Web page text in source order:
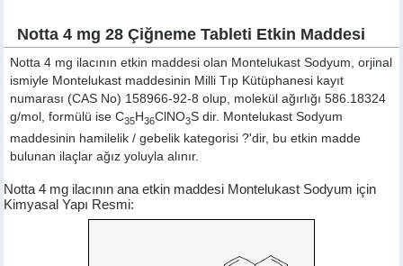
Notta 4 mg 28 Çiğneme Tableti Etkin Maddesi
Notta 4 mg ilacının etkin maddesi olan Montelukast Sodyum, orjinal
ismiyle Montelukast maddesinin Milli Tıp Kütüphanesi kayıt
numarası (CAS No) 158966-92-8 olup, molekül ağırlığı 586.18324
g/mol, formülü ise C35H36ClNO3S dir. Montelukast Sodyum
maddesinin hamilelik / gebelik kategorisi ?'dir, bu etkin madde
bulunan ilaçlar ağız yoluyla alınır.
Notta 4 mg ilacının ana etkin maddesi Montelukast Sodyum için
Kimyasal Yapı Resmi: